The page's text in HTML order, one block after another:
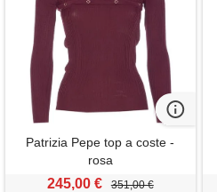
Patrizia Pepe top a coste -
rosa
245,00 € 351,00 €